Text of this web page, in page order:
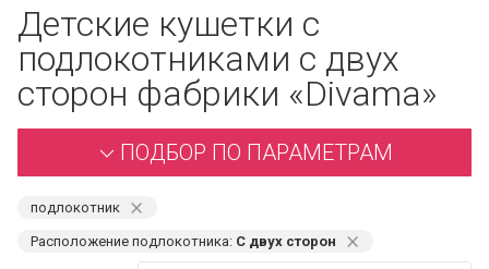
Детские кушетки с
подлокотниками с двух
сторон фабрики «Divama»
ПОДБОР ПО ПАРАМЕТРАМ
подлокотник ⨯
Расположение подлокотника: С двух сторон ⨯